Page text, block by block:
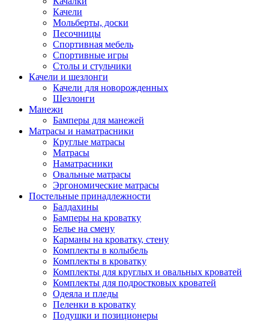
Качели
Мольберты, доски
Песочницы
Спортивная мебель
Спортивные игры
Столы и стульчики
Качели и шезлонги
Качели для новорожденных
Шезлонги
Манежи
Бамперы для манежей
Матрасы и наматрасники
Круглые матрасы
Матрасы
Наматрасники
Овальные матрасы
Эргономические матрасы
Постельные принадлежности
Балдахины
Бамперы на кроватку
Белье на смену
Карманы на кроватку, стену
Комплекты в колыбель
Комплекты в кроватку
Комплекты для круглых и овальных кроватей
Комплекты для подростковых кроватей
Одеяла и пледы
Пеленки в кроватку
Подушки и позиционеры